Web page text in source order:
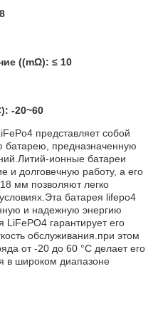
((mΩ): ≤ 10
-20~60
представляет собой
батарею, предназначенную
ионные батареи
и долговечную работу, а его
мм позволяют легко
батарея lifepo4
и надежную энергию
гарантирует его
обслуживания.при этом
от -20 до 60 °C делает его
в широком диапазоне